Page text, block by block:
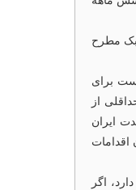
مطرح
برای
از
ایران
اقدامات
اگر